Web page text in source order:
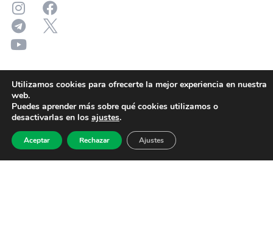
Utilizamos cookies para ofrecerte la mejor experiencia en nuestra
web.
Puedes aprender más sobre qué cookies utilizamos o
desactivarlas en los ajustes.
Aceptar Rechazar Ajustes